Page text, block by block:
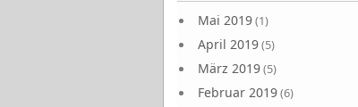
Mai 2019(1)
April 2019(5)
März 2019(5)
Februar 2019(6)